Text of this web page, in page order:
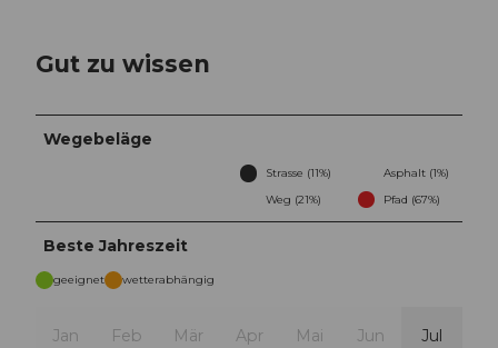
Gut zu wissen
Wegebeläge
Strasse (11%)
Asphalt (1%)
Weg (21%)
Pfad (67%)
Beste Jahreszeit
geeignet wetterabhängig
Jan Feb Mär Apr Mai Jun Jul